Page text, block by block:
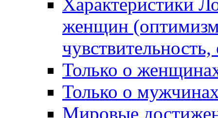
женщин
Только о
Только о
Мировые